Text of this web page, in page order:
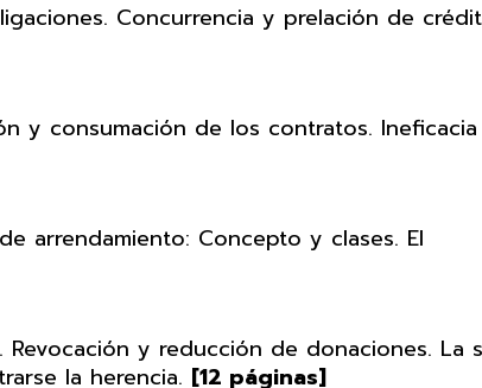
Concurrencia y prelación de
y consumación de los contratos.
arrendamiento: Concepto y clases. El
y reducción de donaciones. La
la herencia. [12 páginas]